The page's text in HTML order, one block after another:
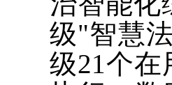
级"智慧
级21个在